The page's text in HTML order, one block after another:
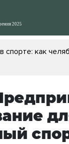
спорте: как